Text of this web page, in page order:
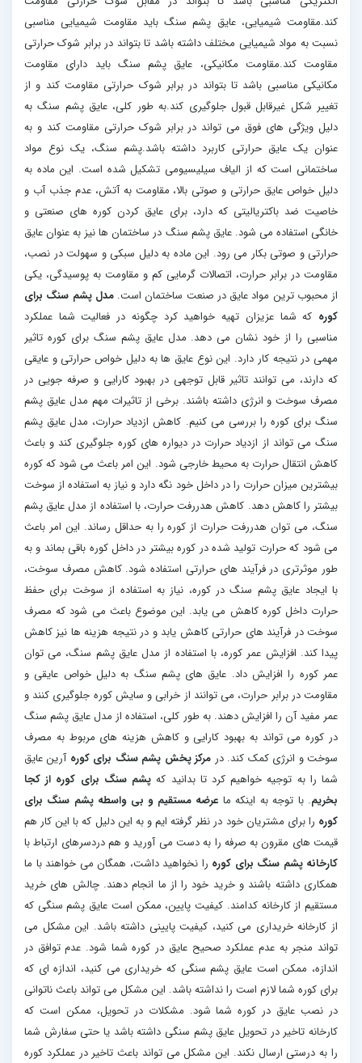
کند.مقاومت شیمیایی، عایق پشم سنگ باید مقاومت شیمیایی مناسبی
نسبت به مواد شیمیایی مختلف داشته باشد تا بتواند در برابر شوک حرارتی
مقاومت کند.مقاومت مکانیکی، عایق پشم سنگ باید دارای مقاومت
مکانیکی مناسبی باشد تا بتواند در برابر شوک حرارتی مقاومت کند و از
تغییر شکل غیرقابل قبول جلوگیری کند.به طور کلی، عایق پشم سنگ به
دلیل ویژگی های فوق می تواند در برابر شوک حرارتی مقاومت کند و به
عنوان یک عایق حرارتی کاربرد داشته باشد.پشم سنگ، یک نوع مواد
ساختمانی است که از الیاف سیلیسیومی تشکیل شده است. این ماده به
دلیل خواص عایق حرارتی و صوتی بالا، مقاومت به آتش، عدم جذب آب و
خاصیت ضد باکتریالیتی که دارد، برای عایق کردن کوره های صنعتی و
خانگی استفاده می شود. عایق پشم سنگ در ساختمان ها نیز به عنوان عایق
حرارتی و صوتی بکار می رود. این ماده به دلیل سبکی و سهولت در نصب،
مقاومت در برابر حرارت، اتصالات گرمایی کم و مقاومت به پوسیدگی، یکی
از محبوب ترین مواد عایق در صنعت ساختمان است.مدل پشم سنگ برای
کوره که شما عزیزان تهیه خواهید کرد چگونه در فعالیت شما عملکرد
مناسبی را از خود نشان می دهد. مدل عایق پشم سنگ برای کوره تاثیر
مهمی در نتیجه کار دارد. این نوع عایق ها به دلیل خواص حرارتی و عایقی
که دارند، می توانند تاثیر قابل توجهی در بهبود کارایی و صرفه جویی در
مصرف سوخت و انرژی داشته باشند. برخی از تاثیرات مهم مدل عایق پشم
سنگ برای کوره را بررسی می کنیم. کاهش ازدیاد حرارت، مدل عایق پشم
سنگ می تواند از ازدیاد حرارت در دیواره های کوره جلوگیری کند و باعث
کاهش انتقال حرارت به محیط خارجی شود. این امر باعث می شود که کوره
بیشترین میزان حرارت را در داخل خود نگه دارد و نیاز به استفاده از سوخت
بیشتر را کاهش دهد. کاهش هدررفت حرارت، با استفاده از مدل عایق پشم
سنگ، می توان هدررفت حرارت از کوره را به حداقل رساند. این امر باعث
می شود که حرارت تولید شده در کوره بیشتر در داخل کوره باقی بماند و به
طور موثرتری در فرآیند های حرارتی استفاده شود. کاهش مصرف سوخت،
با ایجاد عایق پشم سنگ در کوره، نیاز به استفاده از سوخت برای حفظ
حرارت داخل کوره کاهش می یابد. این موضوع باعث می شود که مصرف
سوخت در فرآیند های حرارتی کاهش یابد و در نتیجه هزینه ها نیز کاهش
پیدا کند. افزایش عمر کوره، با استفاده از مدل عایق پشم سنگ، می توان
عمر کوره را افزایش داد. عایق های پشم سنگ به دلیل خواص عایقی و
مقاومت در برابر حرارت، می توانند از خرابی و سایش کوره جلوگیری کنند و
عمر مفید آن را افزایش دهند. به طور کلی، استفاده از مدل عایق پشم سنگ
در کوره می تواند به بهبود کارایی و کاهش هزینه های مربوط به مصرف
سوخت و انرژی کمک کند. در مرکز پخش پشم سنگ برای کوره آرین عایق
شما را به توجیه خواهیم کرد تا بدانید که پشم سنگ برای کوره از کجا
بخریم. با توجه به اینکه ما عرضه مستقیم و بی واسطه پشم سنگ برای
کوره را برای مشتریان خود در نظر گرفته ایم و به این دلیل که با این کار هم
قیمت های مقرون به صرفه را به دست می آورید و هم دردسرهای ارتباط با
کارخانه پشم سنگ برای کوره را نخواهید داشت، همگان می خواهند با ما
همکاری داشته باشند و خرید خود را از ما انجام دهند. چالش های خرید
مستقیم از کارخانه کدامند. کیفیت پایین، ممکن است عایق پشم سنگی که
از کارخانه خریداری می کنید، کیفیت پایینی داشته باشد. این مشکل می
تواند منجر به عدم عملکرد صحیح عایق در کوره شما شود. عدم توافق در
اندازه، ممکن است عایق پشم سنگی که خریداری می کنید، اندازه ای که
برای کوره شما لازم است را نداشته باشد. این مشکل می تواند باعث ناتوانی
در نصب عایق در کوره شما شود. مشکلات در تحویل، ممکن است که
کارخانه تاخیر در تحویل عایق پشم سنگی داشته باشد یا حتی سفارش شما
را به درستی ارسال نکند. این مشکل می تواند باعث تاخیر در عملکرد کوره